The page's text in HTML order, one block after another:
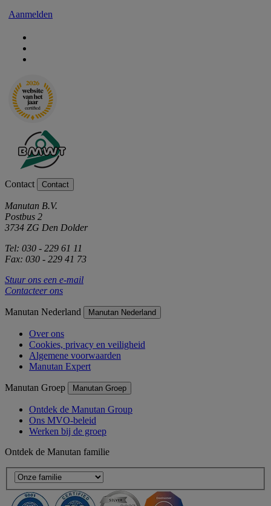
Aanmelden
Contact Contact
Manutan B.V.
Postbus 2
3734 ZG Den Dolder
Tel: 030 - 229 61 11
Fax: 030 - 229 41 73
Stuur ons een e-mail
Contacteer ons
Manutan Nederland Manutan Nederland
Over ons
Cookies, privacy en veiligheid
Algemene voorwaarden
Manutan Expert
Manutan Groep Manutan Groep
Ontdek de Manutan Group
Ons MVO-beleid
Werken bij de groep
Ontdek de Manutan familie